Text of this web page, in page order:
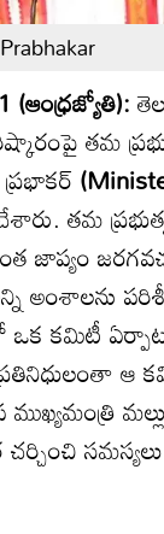
తమ
తమ
జాప్యం
అంశాలను
ఒక కమిటీ
ఆ